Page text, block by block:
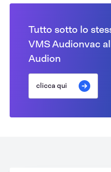
Tutto sotto lo
VMS Audionvac
Audion
clicca qui